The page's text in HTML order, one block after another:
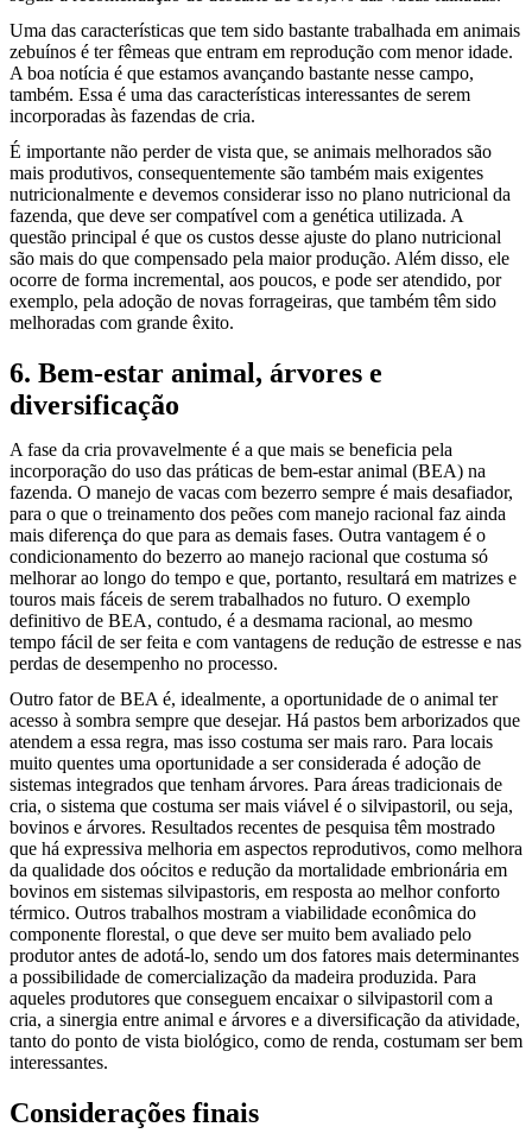
Uma das características que tem sido bastante trabalhada em animais
zebuínos é ter fêmeas que entram em reprodução com menor idade.
A boa notícia é que estamos avançando bastante nesse campo,
também. Essa é uma das características interessantes de serem
incorporadas às fazendas de cria.
É importante não perder de vista que, se animais melhorados são
mais produtivos, consequentemente são também mais exigentes
nutricionalmente e devemos considerar isso no plano nutricional da
fazenda, que deve ser compatível com a genética utilizada. A
questão principal é que os custos desse ajuste do plano nutricional
são mais do que compensado pela maior produção. Além disso, ele
ocorre de forma incremental, aos poucos, e pode ser atendido, por
exemplo, pela adoção de novas forrageiras, que também têm sido
melhoradas com grande êxito.
6. Bem-estar animal, árvores e
diversificação
A fase da cria provavelmente é a que mais se beneficia pela
incorporação do uso das práticas de bem-estar animal (BEA) na
fazenda. O manejo de vacas com bezerro sempre é mais desafiador,
para o que o treinamento dos peões com manejo racional faz ainda
mais diferença do que para as demais fases. Outra vantagem é o
condicionamento do bezerro ao manejo racional que costuma só
melhorar ao longo do tempo e que, portanto, resultará em matrizes e
touros mais fáceis de serem trabalhados no futuro. O exemplo
definitivo de BEA, contudo, é a desmama racional, ao mesmo
tempo fácil de ser feita e com vantagens de redução de estresse e nas
perdas de desempenho no processo.
Outro fator de BEA é, idealmente, a oportunidade de o animal ter
acesso à sombra sempre que desejar. Há pastos bem arborizados que
atendem a essa regra, mas isso costuma ser mais raro. Para locais
muito quentes uma oportunidade a ser considerada é adoção de
sistemas integrados que tenham árvores. Para áreas tradicionais de
cria, o sistema que costuma ser mais viável é o silvipastoril, ou seja,
bovinos e árvores. Resultados recentes de pesquisa têm mostrado
que há expressiva melhoria em aspectos reprodutivos, como melhora
da qualidade dos oócitos e redução da mortalidade embrionária em
bovinos em sistemas silvipastoris, em resposta ao melhor conforto
térmico. Outros trabalhos mostram a viabilidade econômica do
componente florestal, o que deve ser muito bem avaliado pelo
produtor antes de adotá-lo, sendo um dos fatores mais determinantes
a possibilidade de comercialização da madeira produzida. Para
aqueles produtores que conseguem encaixar o silvipastoril com a
cria, a sinergia entre animal e árvores e a diversificação da atividade,
tanto do ponto de vista biológico, como de renda, costumam ser bem
interessantes.
Considerações finais